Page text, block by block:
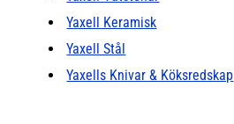
Yaxell Keramisk
Yaxell Stål
Yaxells Knivar & Köksredskap